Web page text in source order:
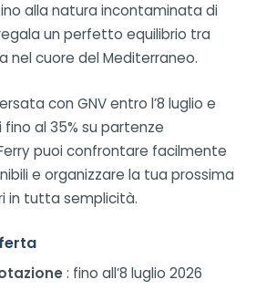
alla natura incontaminata di
un perfetto equilibrio tra
nel cuore del Mediterraneo.
con GNV entro l’8 luglio e
al 35% su partenze
puoi confrontare facilmente
e organizzare la tua prossima
in tutta semplicità.
: fino all’8 luglio 2026